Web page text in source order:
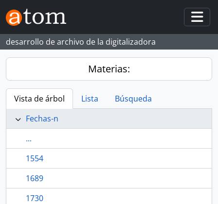
Skip to main content
desarrollo de archivo de la digitalizadora
Materias:
Vista de árbol Lista
Búsqueda
Fechas-n
...
1554
1689
1730